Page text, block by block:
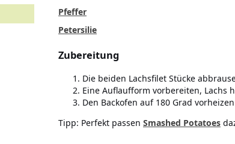
Pfeffer
Petersilie
Zubereitung
Die beiden Lachsfilet Stücke
Eine Auflaufform vorbereiten, Lachs
Den Backofen auf 180 Grad
Tipp: Perfekt passen Smashed Potatoes